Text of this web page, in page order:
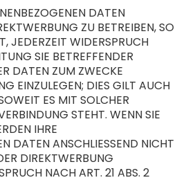
DATEN
ZU BETREIBEN, SO
JEDERZEIT WIDERSPRUCH
SIE BETREFFENDER
DATEN ZUM ZWECKE
EINZULEGEN; DIES GILT AUCH
ES MIT SOLCHER
STEHT. WENN SIE
IHRE
DATEN ANSCHLIESSEND NICHT
DIREKTWERBUNG
NACH ART. 21 ABS. 2